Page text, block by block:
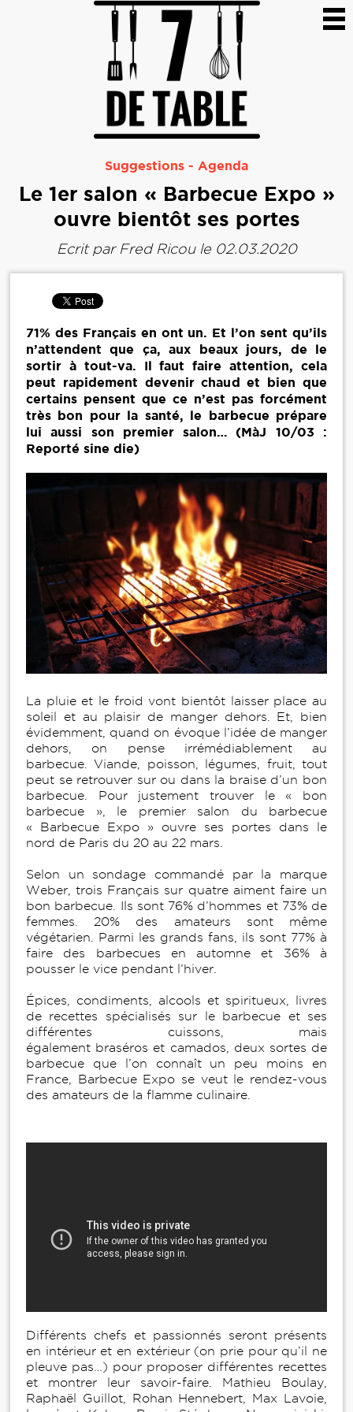
Suggestions - Agenda
Le 1er salon « Barbecue Expo »
ouvre bientôt ses portes
Ecrit par Fred Ricoule 02.03.2020
71% des Français en ont un. Et l’on sent qu’ils
n’attendent que ça, aux beaux jours, de le
sortir à tout-va. Il faut faire attention, cela
peut rapidement devenir chaud et bien que
certains pensent que ce n’est pas forcément
très bon pour la santé, le barbecue prépare
lui aussi son premier salon… (MàJ 10/03 :
Reporté sine die)
La pluie et le froid vont bientôt laisser place au
soleil et au plaisir de manger dehors. Et, bien
évidemment, quand on évoque l’idée de manger
dehors, on pense irrémédiablement au
barbecue. Viande, poisson, légumes, fruit, tout
peut se retrouver sur ou dans la braise d’un bon
barbecue. Pour justement trouver le « bon
barbecue », le premier salon du barbecue
« Barbecue Expo » ouvre ses portes dans le
nord de Paris du 20 au 22 mars.
Selon un sondage commandé par la marque
Weber, trois Français sur quatre aiment faire un
bon barbecue. Ils sont 76% d’hommes et 73% de
femmes. 20% des amateurs sont même
végétarien. Parmi les grands fans, ils sont 77% à
faire des barbecues en automne et 36% à
pousser le vice pendant l’hiver.
Épices, condiments, alcools et spiritueux, livres
de recettes spécialisés sur le barbecue et ses
différentes cuissons, mais
également braséros et camados, deux sortes de
barbecue que l’on connaît un peu moins en
France, Barbecue Expo se veut le rendez-vous
des amateurs de la flamme culinaire.
Différents chefs et passionnés seront présents
en intérieur et en extérieur (on prie pour qu’il ne
pleuve pas…) pour proposer différentes recettes
et montrer leur savoir-faire. Mathieu Boulay,
Raphaël Guillot, Rohan Hennebert, Max Lavoie,